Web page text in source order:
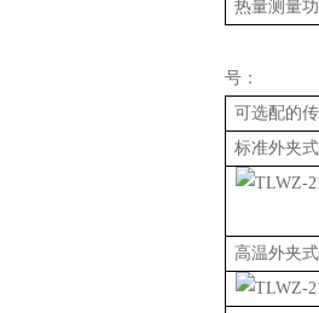
热量测量
号：
可选配的
标准外夹
高温外夹